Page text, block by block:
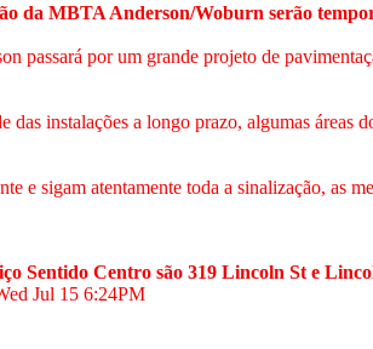
da MBTA Anderson/Woburn serão
passará por um grande projeto de
das instalações a longo prazo, algumas
e sigam atentamente toda a sinalização, as
Sentido Centro são 319 Lincoln St e
Jul 15 6:24PM